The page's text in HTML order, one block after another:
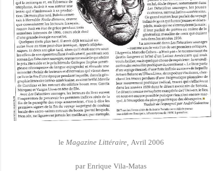
le Magazine Littéraire, Avril 2006
par Enrique Vila-Matas